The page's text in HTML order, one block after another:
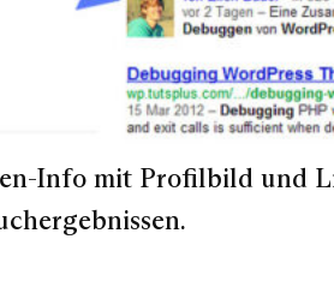
Info mit Profilbild und